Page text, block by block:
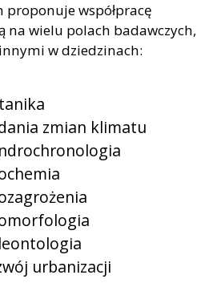
proponuje współpracę
na wielu polach badawczych,
w dziedzinach:
zmian klimatu
urbanizacji